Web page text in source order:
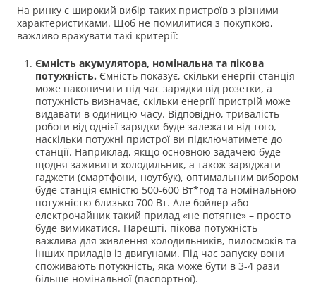
На ринку є широкий вибір таких пристроїв з різними
характеристиками. Щоб не помилитися з покупкою,
важливо врахувати такі критерії:
Ємність акумулятора, номінальна та пікова
потужність. Ємність показує, скільки енергії станція
може накопичити під час зарядки від розетки, а
потужність визначає, скільки енергії пристрій може
видавати в одиницю часу. Відповідно, тривалість
роботи від однієї зарядки буде залежати від того,
наскільки потужні пристрої ви підключатимете до
станції. Наприклад, якщо основною задачею буде
щодня заживити холодильник, а також заряджати
гаджети (смартфони, ноутбук), оптимальним вибором
буде станція ємністю 500-600 Вт*год та номінальною
потужністю близько 700 Вт. Але бойлер або
електрочайник такий прилад «не потягне» – просто
буде вимикатися. Нарешті, пікова потужність
важлива для живлення холодильників, пилосмоків та
інших приладів із двигунами. Під час запуску вони
споживають потужність, яка може бути в 3-4 рази
більше номінальної (паспортної).